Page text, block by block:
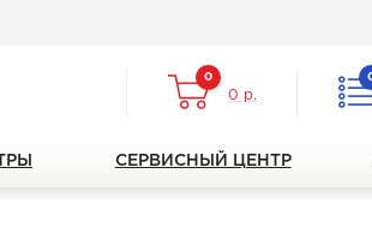
0
0 р.
СЕРВИСНЫЙ ЦЕНТР